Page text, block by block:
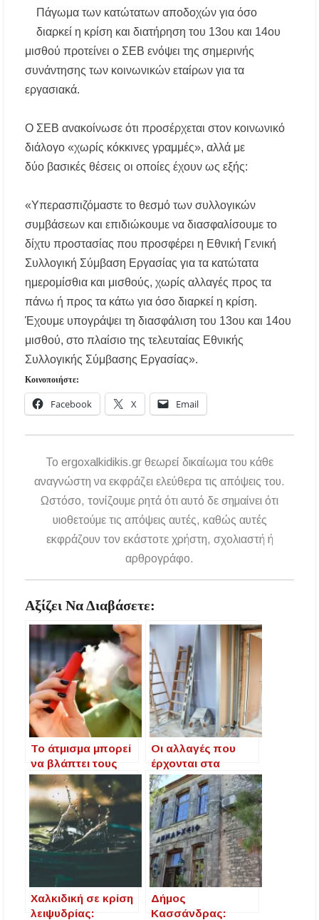
Κασσάνδρα
Χαλκιδική: Νεκρός 68χρονος λουόμενος στην
παραλία της Νέας Ποτίδαιας
Χαλκιδική: Πρωταθλήτρια στις καταγγελίες
Εγκρίθηκε η λειτουργία τμήματος της Σ.Α.Ε.Κ.
Μουδανιών στον Πολύγυρο– Δικαίωση της
διεκδίκησης του Δήμου Πολυγύρου
Η ΕΥΑΘ επεκτείνεται στη Χαλκιδική – Τι
αλλάζει με τον νέο νόμο για ύδρευση και
αποχέτευση
Χαλκιδική: Νεκρός 69χρονος λουόμενος στην
παραλία Σίβηρης
Διακοπές ρεύματος σε περιοχές της Χαλκιδικής
– Πότε και πού θα σημειωθούν
Νέες χρηματοδοτήσεις από το Πράσινο Ταμείο
για δήμους της Κεντρικής Μακεδονίας
Με λαμπρότητα πραγματοποιήθηκε η
πανήγυρη του Παρεκκλησίου Μεταμορφώσεως
Έρευνα απαντάει: Πόσο χρόνο κερδίζουμε
υπερβαίνοντας το όριο ταχύτητας;
Χαλκιδική: Άμεση η κατάσβεση πυρκαγιάς σε
χαμηλή βλάστηση στην περιοχή του Πόρτο
Η ΘΕΙΑ ΜΕΤΑΜΟΡΦΩΣΙΣ ΤΟΥ ΣΩΤΗΡΟΣ
αναβάθμιση του Μουσικού Γυμνασίου Νέας
Προποντίδας
Δήμος Κασσάνδρας: Εντός μικροβιολογικών
ορίων το νερό στη Σίβηρη – Τέλος η
προληπτική απαγόρευση χρήσης
Ιερά Πανήγυρις: Κοιμήσεως Θεοτόκου
Πορταριάς Χαλκιδικής
Πάγωμα των κατώτατων αποδοχών για όσο
διαρκεί η κρίση και διατήρηση του 13ου και 14ου
μισθού προτείνει ο ΣΕΒ ενόψει της σημερινής
συνάντησης των κοινωνικών εταίρων για τα
εργασιακά.
Ο ΣΕΒ ανακοίνωσε ότι προσέρχεται στον κοινωνικό
διάλογο «χωρίς κόκκινες γραμμές», αλλά με
δύο βασικές θέσεις οι οποίες έχουν ως εξής:
«Υπερασπιζόμαστε το θεσμό των συλλογικών
συμβάσεων και επιδιώκουμε να διασφαλίσουμε το
δίχτυ προστασίας που προσφέρει η Εθνική Γενική
Συλλογική Σύμβαση Εργασίας για τα κατώτατα
ημερομίσθια και μισθούς, χωρίς αλλαγές προς τα
πάνω ή προς τα κάτω για όσο διαρκεί η κρίση.
Έχουμε υπογράψει τη διασφάλιση του 13ου και 14ου
μισθού, στο πλαίσιο της τελευταίας Εθνικής
Συλλογικής Σύμβασης Εργασίας».
Κοινοποιήστε:
Facebook X Email
To ergoxalkidikis.gr θεωρεί δικαίωμα του κάθε
αναγνώστη να εκφράζει ελεύθερα τις απόψεις του.
Ωστόσο, τονίζουμε ρητά ότι αυτό δε σημαίνει ότι
υιοθετούμε τις απόψεις αυτές, καθώς αυτές
εκφράζουν τον εκάστοτε χρήστη, σχολιαστή ή
αρθρογράφο.
Αξίζει Να Διαβάσετε:
Το άτμισμα μπορεί
να βλάπτει τους
πνεύμονες των
νέων όσο και το
κάπνισμα
Οι αλλαγές που
έρχονται στα
προγράμματα
«Σπίτι μου» –
«Ανακαινίζω και
Ενοικιάζω» –
Ακόμα έξι
παρεμβάσεις για τη
στεγαστική κρίση
Χαλκιδική σε κρίση
λειψυδρίας:
Δήμος
Κασσάνδρας: